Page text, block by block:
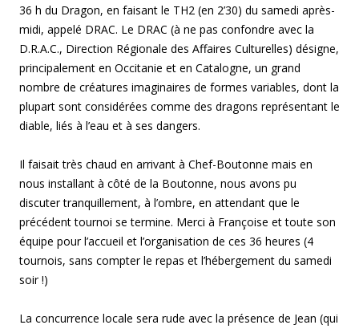
36 h du Dragon, en faisant le TH2 (en 2’30) du samedi après-
midi, appelé DRAC. Le DRAC (à ne pas confondre avec la
D.R.A.C., Direction Régionale des Affaires Culturelles) désigne,
principalement en Occitanie et en Catalogne, un grand
nombre de créatures imaginaires de formes variables, dont la
plupart sont considérées comme des dragons représentant le
diable, liés à l’eau et à ses dangers.
Il faisait très chaud en arrivant à Chef-Boutonne mais en
nous installant à côté de la Boutonne, nous avons pu
discuter tranquillement, à l’ombre, en attendant que le
précédent tournoi se termine. Merci à Françoise et toute son
équipe pour l’accueil et l’organisation de ces 36 heures (4
tournois, sans compter le repas et l’hébergement du samedi
soir !)
La concurrence locale sera rude avec la présence de Jean (qui